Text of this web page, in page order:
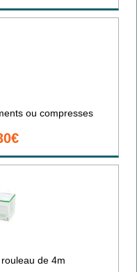
ou compresses
de 4m